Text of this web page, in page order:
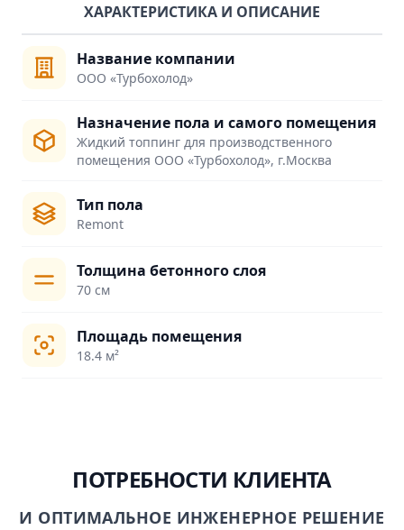
ХАРАКТЕРИСТИКА И ОПИСАНИЕ
Название компании
ООО «Турбохолод»
Назначение пола и самого помещения
Жидкий топпинг для производственного
помещения ООО «Турбохолод», г.Москва
Тип пола
Remont
Толщина бетонного слоя
70 см
Площадь помещения
18.4 м²
ПОТРЕБНОСТИ КЛИЕНТА
И ОПТИМАЛЬНОЕ ИНЖЕНЕРНОЕ РЕШЕНИЕ